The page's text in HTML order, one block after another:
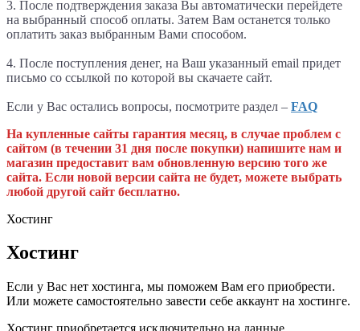
3. После подтверждения заказа Вы автоматически перейдете
на выбранный способ оплаты. Затем Вам останется только
оплатить заказ выбранным Вами способом.
4. После поступления денег, на Ваш указанный email придет
письмо со ссылкой по которой вы скачаете сайт.
Если у Вас остались вопросы, посмотрите раздел – FAQ
На купленные сайты гарантия месяц, в случае проблем с
сайтом (в течении 31 дня после покупки) напишите нам и
магазин предоставит вам обновленную версию того же
сайта. Если новой версии сайта не будет, можете выбрать
любой другой сайт бесплатно.
Хостинг
Хостинг
Если у Вас нет хостинга, мы поможем Вам его приобрести.
Или можете самостоятельно завести себе аккаунт на хостинге.